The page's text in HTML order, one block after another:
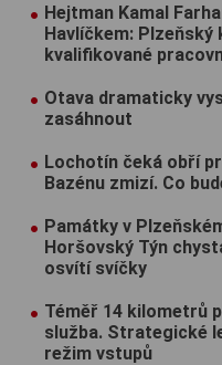
Hejtman Kamal
Havlíčkem: Plzeňský
kvalifikované
Otava dramaticky
zasáhnout
Lochotín čeká obří
Bazénu zmizí. Co
Památky v
Horšovský Týn
osvítí svíčky
Téměř 14 kilometrů
služba. Strategické
režim vstupů